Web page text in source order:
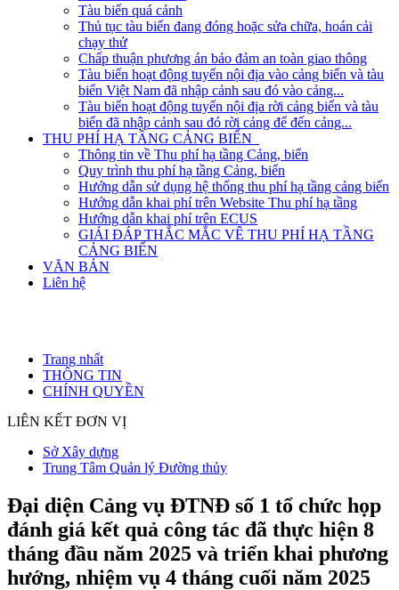
Tàu biển quá cảnh
Thủ tục tàu biển đang đóng hoặc sửa chữa, hoán cải
chạy thử
Chấp thuận phương án bảo đảm an toàn giao thông
Tàu biển hoạt động tuyến nội địa vào cảng biển và tàu
biển Việt Nam đã nhập cảnh sau đó vào cảng...
Tàu biển hoạt động tuyến nội địa rời cảng biển và tàu
biển đã nhập cảnh sau đó rời cảng để đến cảng...
THU PHÍ HẠ TẦNG CẢNG BIỂN
Thông tin về Thu phí hạ tầng Cảng, biển
Quy trình thu phí hạ tầng Cảng, biển
Hướng dẫn sử dụng hệ thống thu phí hạ tầng cảng biển
Hướng dẫn khai phí trên Website Thu phí hạ tầng
Hướng dẫn khai phí trên ECUS
GIẢI ĐÁP THẮC MẮC VÊ THU PHÍ HẠ TẦNG
CẢNG BIỂN
VĂN BẢN
Liên hệ
Trang nhất
THÔNG TIN
CHÍNH QUYỀN
LIÊN KẾT ĐƠN VỊ
Sở Xây dựng
Trung Tâm Quản lý Đường thủy
Đại diện Cảng vụ ĐTNĐ số 1 tổ chức họp
đánh giá kết quả công tác đã thực hiện 8
tháng đầu năm 2025 và triển khai phương
hướng, nhiệm vụ 4 tháng cuối năm 2025